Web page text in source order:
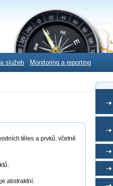
služeb Monitoring a reporting
těles a prvků, včetně
abstraktní.